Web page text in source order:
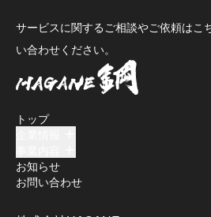
サービスに関するご相談やご依頼はこ
い合わせください。
トップ
お知らせ
お問い合わせ